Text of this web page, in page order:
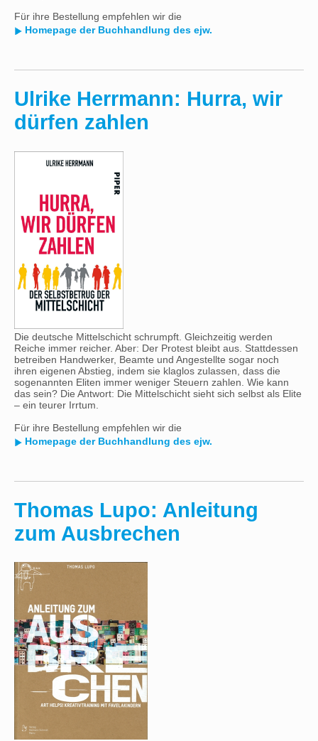
Für ihre Bestellung empfehlen wir die
Homepage der Buchhandlung des ejw.
Ulrike Herrmann: Hurra, wir
dürfen zahlen
Die deutsche Mittelschicht schrumpft. Gleichzeitig werden
Reiche immer reicher. Aber: Der Protest bleibt aus. Stattdessen
betreiben Handwerker, Beamte und Angestellte sogar noch
ihren eigenen Abstieg, indem sie klaglos zulassen, dass die
sogenannten Eliten immer weniger Steuern zahlen. Wie kann
das sein? Die Antwort: Die Mittelschicht sieht sich selbst als Elite
– ein teurer Irrtum.
Für ihre Bestellung empfehlen wir die
Homepage der Buchhandlung des ejw.
Thomas Lupo: Anleitung
zum Ausbrechen